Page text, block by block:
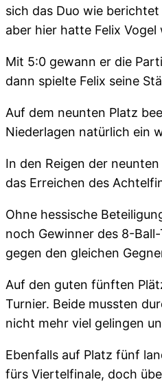
sich das Duo wie
aber hier hatte Felix
Mit 5:0 gewann er die
dann spielte Felix seine
Auf dem neunten Platz
Niederlagen natürlich ein
In den Reigen der
das Erreichen des
Ohne hessische
noch Gewinner des 8-
gegen den gleichen
Auf den guten fünften
Turnier. Beide mussten
nicht mehr viel gelingen
Ebenfalls auf Platz fünf
fürs Viertelfinale, doch